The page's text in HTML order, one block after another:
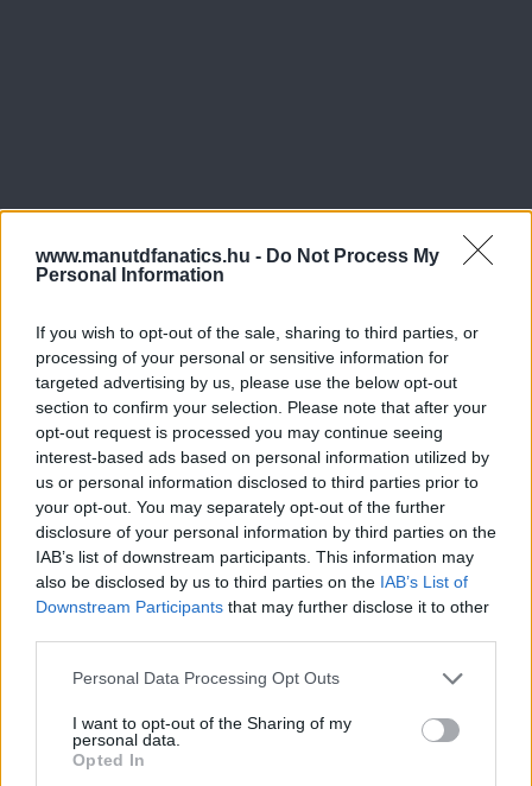
www.manutdfanatics.hu - Do Not Process My
Personal Information
If you wish to opt-out of the sale, sharing to third parties, or
processing of your personal or sensitive information for
targeted advertising by us, please use the below opt-out
section to confirm your selection. Please note that after your
opt-out request is processed you may continue seeing
interest-based ads based on personal information utilized by
us or personal information disclosed to third parties prior to
your opt-out. You may separately opt-out of the further
disclosure of your personal information by third parties on the
IAB’s list of downstream participants. This information may
also be disclosed by us to third parties on the IAB’s List of
Downstream Participants that may further disclose it to other
Please note that this website/app uses one or more Google
not limited to your visit or usage behaviour. You may click to
grant or deny consent to Google and its third-party tags to
use your data for below specified purposes in below Google
Personal Data Processing Opt Outs
I want to opt-out of the Sharing of my
personal data.
Opted In